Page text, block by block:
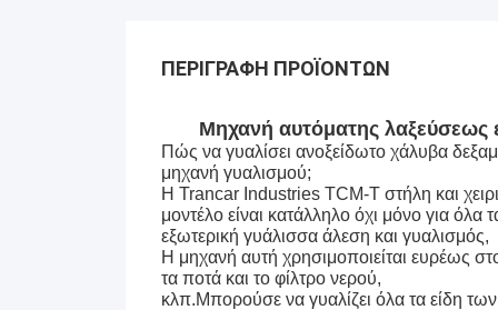
ΠΕΡΙΓΡΑΦΉ ΠΡΟΪΌΝΤΩΝ
Μηχανή αυτόματης λαξεύσεως
Πώς να γυαλίσει ανοξείδωτο χάλυβα
μηχανή γυαλισμού;
Η Trancar Industries TCM-T στήλη και
μοντέλο είναι κατάλληλο όχι μόνο για
εξωτερική γυάλισσα άλεση και γυαλισμός,
Η μηχανή αυτή χρησιμοποιείται ευρέως
τα ποτά και το φίλτρο νερού,
κλπ.Μπορούσε να γυαλίζει όλα τα είδη